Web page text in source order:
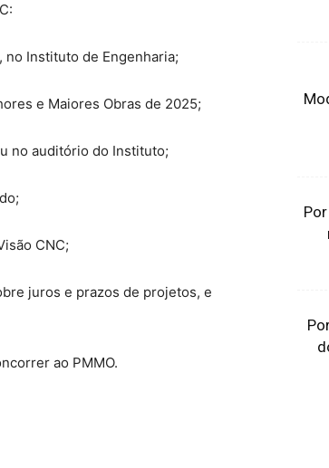
no Instituto de Engenharia;
e Maiores Obras de 2025;
no auditório do Instituto;
CNC;
juros e prazos de projetos, e
ao PMMO.